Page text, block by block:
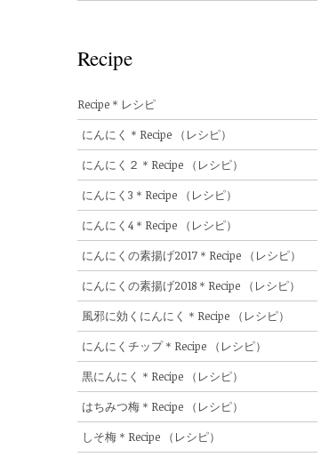
Recipe
Recipe＊レシピ
にんにく＊Recipe （レシピ）
にんにく２＊Recipe （レシピ）
にんにく3＊Recipe （レシピ）
にんにく4＊Recipe （レシピ）
にんにくの素揚げ2017＊Recipe （レシピ）
にんにくの素揚げ2018＊Recipe （レシピ）
風邪に効くにんにく＊Recipe （レシピ）
にんにくチップ＊Recipe （レシピ）
黒にんにく＊Recipe （レシピ）
はちみつ梅＊Recipe （レシピ）
しそ梅＊Recipe （レシピ）